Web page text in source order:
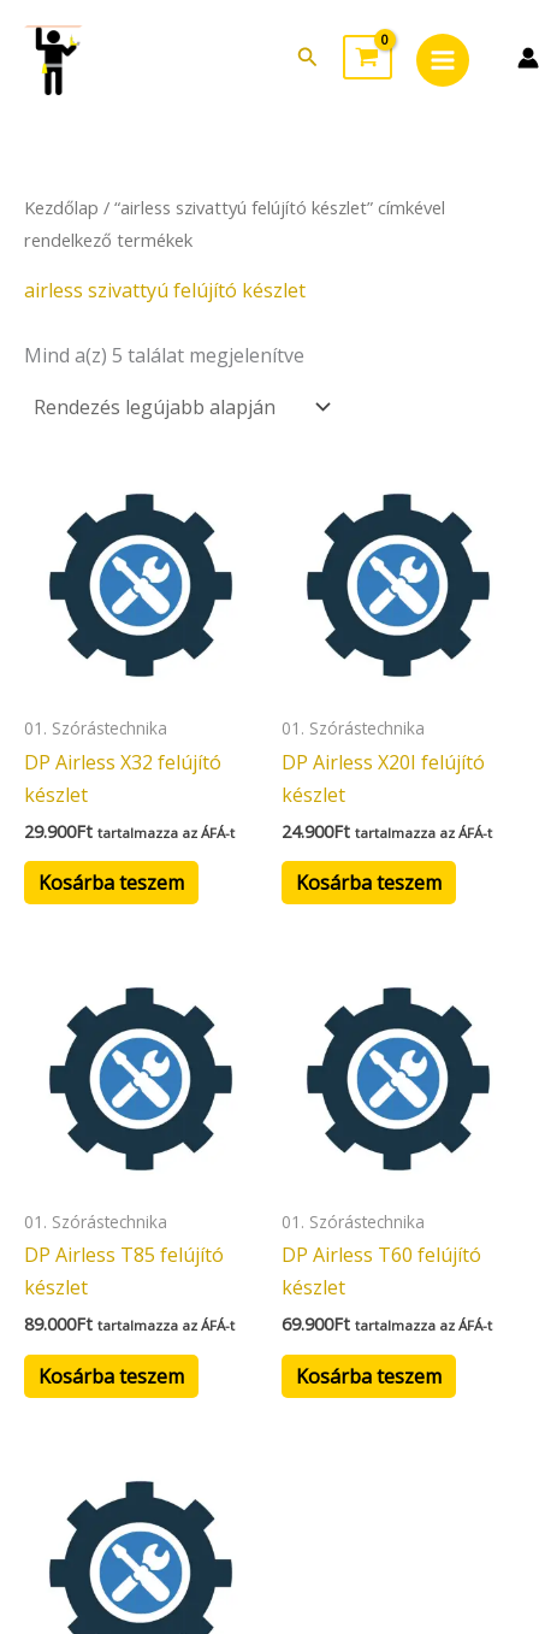
content
Search
Menu
Kezdőlap / “airless szivattyú felújító készlet” címkével
rendelkező termékek
airless szivattyú felújító készlet
Mind a(z) 5 találat megjelenítve
latest
01. Szórástechnika
DP Airless X32 felújító
készlet
29.900Ft tartalmazza az ÁFÁ-t
Kosárba teszem
01. Szórástechnika
DP Airless X20I felújító
készlet
24.900Ft tartalmazza az ÁFÁ-t
Kosárba teszem
01. Szórástechnika
DP Airless T85 felújító
készlet
89.000Ft tartalmazza az ÁFÁ-t
Kosárba teszem
01. Szórástechnika
DP Airless T60 felújító
készlet
69.900Ft tartalmazza az ÁFÁ-t
Kosárba teszem